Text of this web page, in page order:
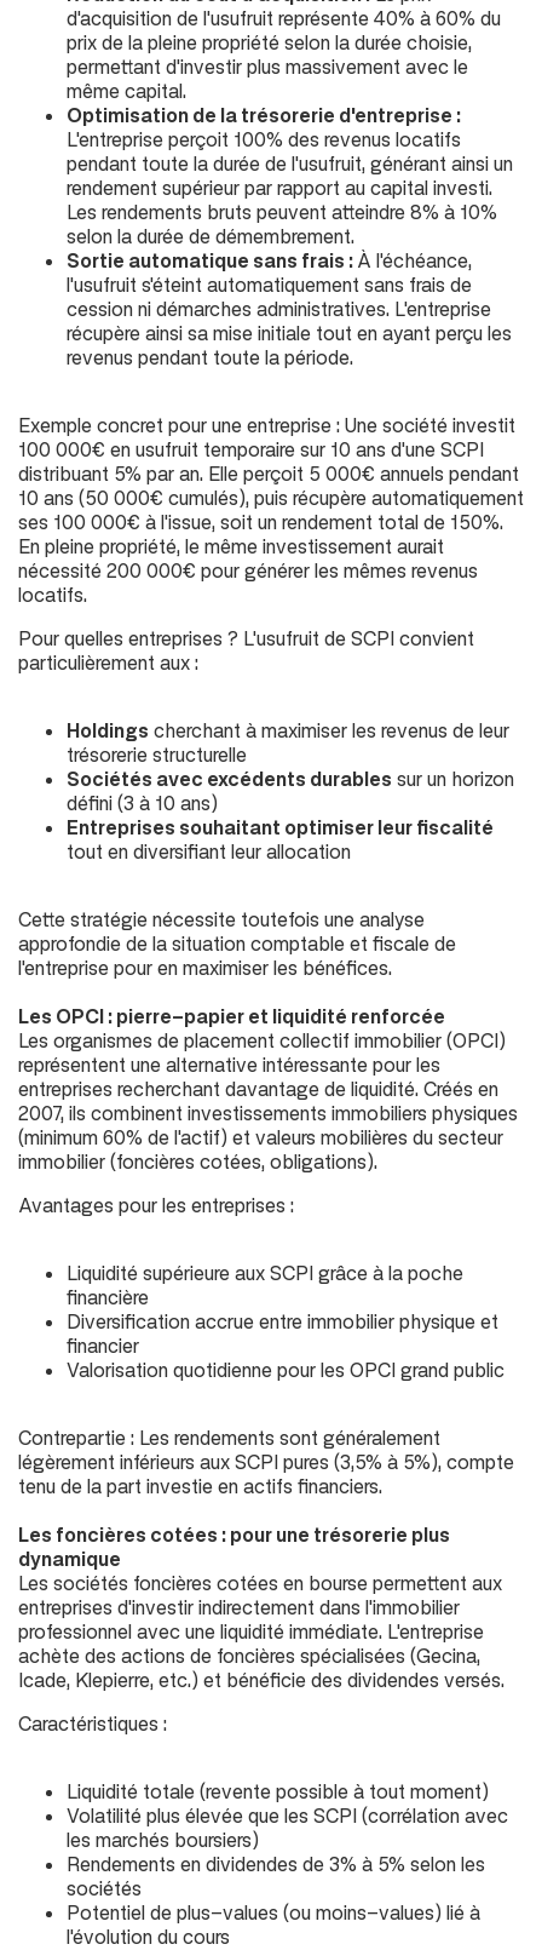
d'acquisition de l'usufruit représente 40% à 60% du
prix de la pleine propriété selon la durée choisie,
permettant d'investir plus massivement avec le
même capital.
Optimisation de la trésorerie d'entreprise :
L'entreprise perçoit 100% des revenus locatifs
pendant toute la durée de l'usufruit, générant ainsi un
rendement supérieur par rapport au capital investi.
Les rendements bruts peuvent atteindre 8% à 10%
selon la durée de démembrement.
Sortie automatique sans frais : À l'échéance,
l'usufruit s'éteint automatiquement sans frais de
cession ni démarches administratives. L'entreprise
récupère ainsi sa mise initiale tout en ayant perçu les
revenus pendant toute la période.
Exemple concret pour une entreprise : Une société investit
100 000€ en usufruit temporaire sur 10 ans d'une SCPI
distribuant 5% par an. Elle perçoit 5 000€ annuels pendant
10 ans (50 000€ cumulés), puis récupère automatiquement
ses 100 000€ à l'issue, soit un rendement total de 150%.
En pleine propriété, le même investissement aurait
nécessité 200 000€ pour générer les mêmes revenus
locatifs.
Pour quelles entreprises ? L'usufruit de SCPI convient
particulièrement aux :
Holdings cherchant à maximiser les revenus de leur
trésorerie structurelle
Sociétés avec excédents durables sur un horizon
défini (3 à 10 ans)
Entreprises souhaitant optimiser leur fiscalité
tout en diversifiant leur allocation
Cette stratégie nécessite toutefois une analyse
approfondie de la situation comptable et fiscale de
l'entreprise pour en maximiser les bénéfices.
Les OPCI : pierre-papier et liquidité renforcée
Les organismes de placement collectif immobilier (OPCI)
représentent une alternative intéressante pour les
entreprises recherchant davantage de liquidité. Créés en
2007, ils combinent investissements immobiliers physiques
(minimum 60% de l'actif) et valeurs mobilières du secteur
immobilier (foncières cotées, obligations).
Avantages pour les entreprises :
Liquidité supérieure aux SCPI grâce à la poche
financière
Diversification accrue entre immobilier physique et
financier
Valorisation quotidienne pour les OPCI grand public
Contrepartie : Les rendements sont généralement
légèrement inférieurs aux SCPI pures (3,5% à 5%), compte
tenu de la part investie en actifs financiers.
Les foncières cotées : pour une trésorerie plus
dynamique
Les sociétés foncières cotées en bourse permettent aux
entreprises d'investir indirectement dans l'immobilier
professionnel avec une liquidité immédiate. L'entreprise
achète des actions de foncières spécialisées (Gecina,
Icade, Klepierre, etc.) et bénéficie des dividendes versés.
Caractéristiques :
Liquidité totale (revente possible à tout moment)
Volatilité plus élevée que les SCPI (corrélation avec
les marchés boursiers)
Rendements en dividendes de 3% à 5% selon les
sociétés
Potentiel de plus-values (ou moins-values) lié à
l'évolution du cours